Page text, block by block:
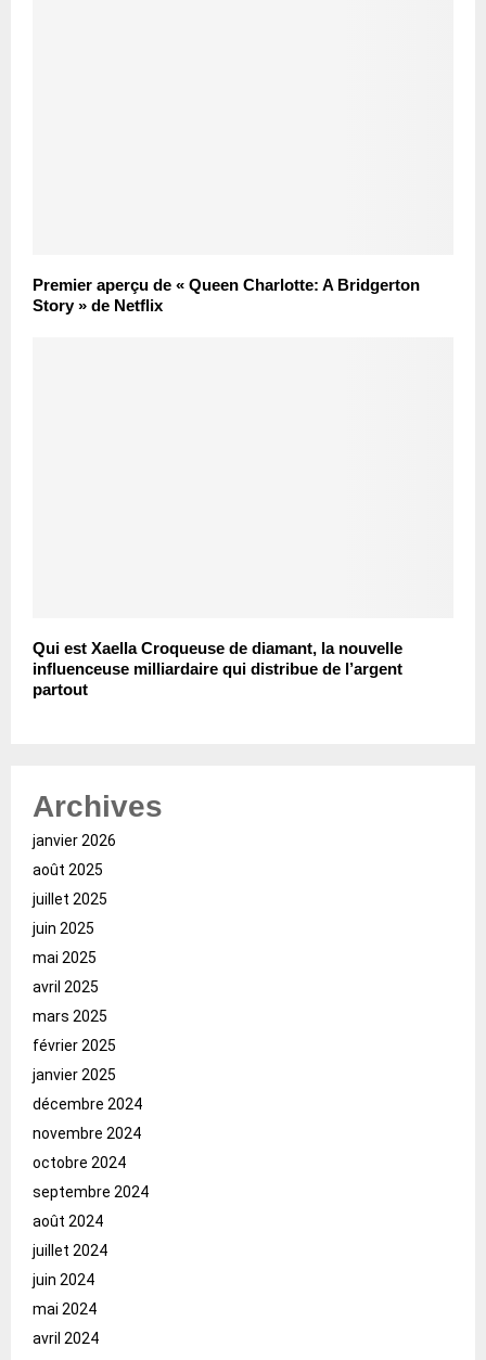
Premier aperçu de « Queen Charlotte: A Bridgerton
Story » de Netflix
Qui est Xaella Croqueuse de diamant, la nouvelle
influenceuse milliardaire qui distribue de l’argent
partout
Archives
janvier 2026
août 2025
juillet 2025
juin 2025
mai 2025
avril 2025
mars 2025
février 2025
janvier 2025
décembre 2024
novembre 2024
octobre 2024
septembre 2024
août 2024
juillet 2024
juin 2024
mai 2024
avril 2024